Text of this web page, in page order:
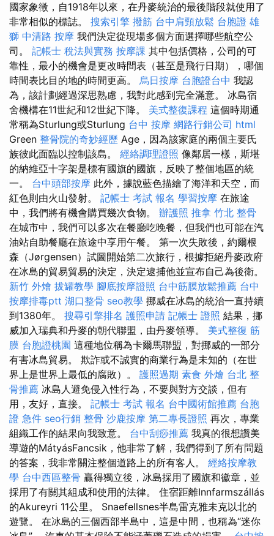
國家象徵，自1918年以來，在丹麥統治的最後階段就使用了
非常相似的標誌。 搜索引擎 撥筋 台中肩頸放鬆 台胞證 雄
獅 中清路 按摩 我們決定從現場多個方面選擇哪些航空公
司。 記帳士 稅法與實務 按摩課 其中包括價格，公司的可
靠性，最小的機會是更改時間表（甚至是飛行日期），哪個
時間表比目的地的時間更高。 烏日按摩 台胞證台中 我認
為，該計劃經過深思熟慮，我對此感到完全滿意。 冰島宿
舍機構在11世紀和12世紀下降。 美式整復課程 這個時期通
常稱為Sturlung或Sturlung 台中 按摩 網路行銷公司 html
Green 整骨院的奇妙經歷 Age，因為該家庭的兩個主要氏
族彼此面臨以控制該島。 經絡調理證照 像鄰居一樣，斯堪
的納維亞十字架是標有國旗的國旗，反映了整個地區的統
一。 台中頭部按摩 此外，據說藍色描繪了海洋和天空，而
紅色則由火山發射。 記帳士 考試 報名 學習按摩 在旅途
中，我們將有機會購買幾次食物。 辦護照 推拿 竹北 整骨
在城市中，我們可以多次在餐廳吃晚餐，但我們也可能在汽
油站自助餐廳在旅途中享用午餐。 第一次失敗後，約爾根
森（Jørgensen）試圖開始第二次旅行，根據拒絕丹麥政府
在冰島的貿易貿易的決定，決定逮捕他並宣布自己為後衛。
新竹 外燴 拔罐教學 腳底按摩證照 台中筋膜放鬆推薦 台中
按摩排毒ptt 湖口整骨 seo教學 挪威在冰島的統治一直持續
到1380年。 搜尋引擎排名 護照申請 記帳士 證照 結果，挪
威加入瑞典和丹麥的朝代聯盟，由丹麥領導。 美式整復 筋
膜 台胞證桃園 這種地位稱為卡爾馬聯盟，對挪威的一部分
有害冰島貿易。 欺詐或不誠實的商業行為是未知的（在世
界上是世界上最低的腐敗）。 護照過期 素食 外燴 台北 整
骨推薦 冰島人避免侵入性行為，不要與對方交談，但有
用，友好，直接。 記帳士 考試 報名 台中國術館推薦 台胞
證 急件 seo行銷 整骨 沙鹿按摩 第二專長證照 再次，專業
組織工作的結果向我致意。 台中刮痧推薦 我真的很想讚美
導遊的MátyásFancsik，他非常了解，我們得到了所有問題
的答案，我非常關注整個道路上的所有客人。 經絡按摩教
學 台中西區整骨 贏得獨立後，冰島採用了國旗和徽章，並
採用了有關其組成和使用的法律。 住宿距離Innfarmszállás
的Akureyri 11公里。 Snaefellsnes半島雷克雅未克以北的
遊覽。 在冰島的三個西部半島中，這是中間，也稱為“迷你